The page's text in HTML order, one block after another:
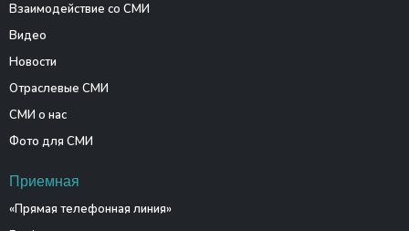
Взаимодействие со СМИ
Видео
Новости
Отраслевые СМИ
СМИ о нас
Фото для СМИ
Приемная
«Прямая телефонная линия»